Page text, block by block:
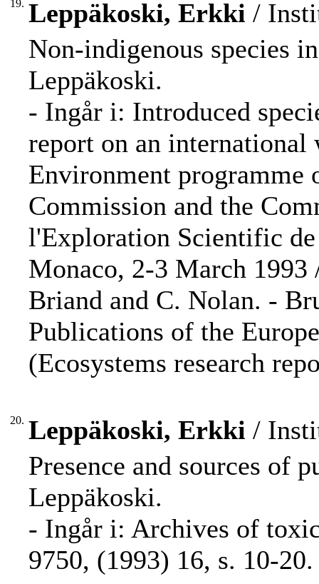
19. Leppäkoski, Erkki /
Non-indigenous species
Leppäkoski.
- Ingår i: Introduced
report on an
Environment
Commission and the
l'Exploration Scientific
Monaco, 2-3 March 1993
Briand and C. Nolan. -
Publications of the
(Ecosystems research
20. Leppäkoski, Erkki /
Presence and sources of
Leppäkoski.
- Ingår i: Archives of
9750, (1993) 16, s. 10-20.